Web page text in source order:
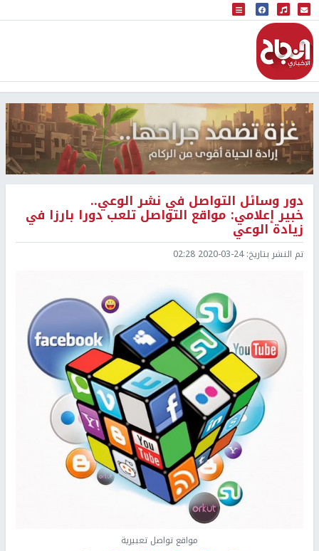
البث المباشر
إذاعة النجاح
دور وسائل التواصل في نشر الوعي..
خبير إعلامي: مواقع التواصل تلعب دورا بارزا في
زيادة الوعي
تم النشر بتاريخ:2020-03-24 02:28
مواقع تواصل تعبيرية